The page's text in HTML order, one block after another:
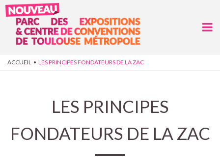
VOUS ÊTES ICI
ACCUEIL • LES PRINCIPES FONDATEURS DE LA ZAC
LES PRINCIPES
FONDATEURS DE LA ZAC